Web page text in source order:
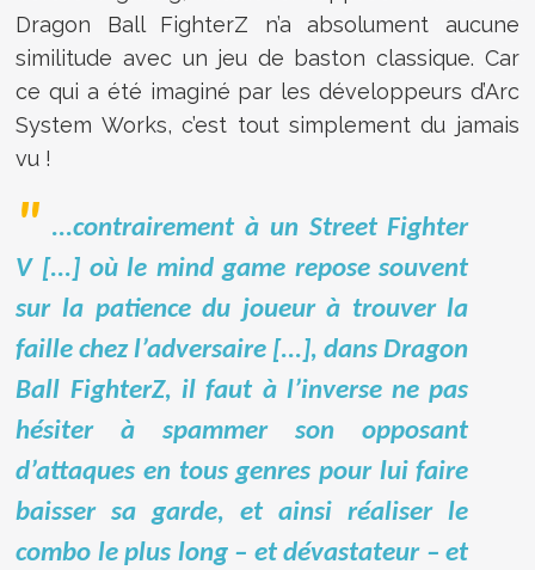
Dragon Ball FighterZ n’a absolument aucune
similitude avec un jeu de baston classique. Car
ce qui a été imaginé par les développeurs d’Arc
System Works, c’est tout simplement du jamais
vu !
...contrairement à un Street Fighter
V [...] où le mind game repose souvent
sur la patience du joueur à trouver la
faille chez l’adversaire [...], dans Dragon
Ball FighterZ, il faut à l’inverse ne pas
hésiter à spammer son opposant
d’attaques en tous genres pour lui faire
baisser sa garde, et ainsi réaliser le
combo le plus long – et dévastateur – et